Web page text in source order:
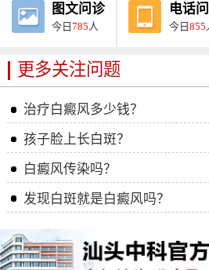
图文问诊
今日785 人
电话
今日855
更多关注问题
治疗白癜风多少钱？
孩子脸上长白斑？
白癜风传染吗？
发现白斑就是白癜风吗？